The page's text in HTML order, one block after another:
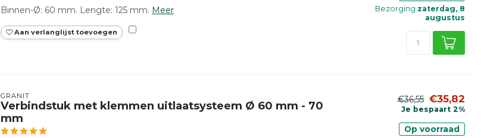
Binnen-Ø: 60 mm. Lengte: 125 mm. Meer
Aan verlanglijst toevoegen
Bezorging zaterdag, 8
augustus
GRANIT
Verbindstuk met klemmen uitlaatsysteem Ø 60 mm - 70
mm
€36,55 €35,82
Je bespaart 2%
Op voorraad